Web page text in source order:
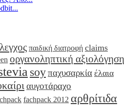
παιδική διατροφή claims
οργανοληπτική αξιολόγηση
soyπαχυσαρκία έλαια
αυγοτάραχο
fachpack 2012 αρθρίτιδα